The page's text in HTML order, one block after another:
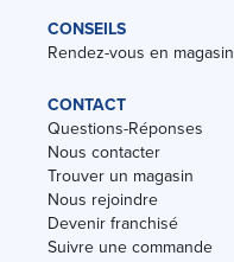
CONSEILS
Rendez-vous en magasin
CONTACT
Questions-Réponses
Nous contacter
Trouver un magasin
Nous rejoindre
Devenir franchisé
Suivre une commande